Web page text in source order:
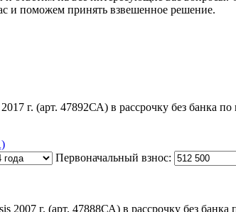
и поможем принять взвешенное решение.
Первоначальный взнос: